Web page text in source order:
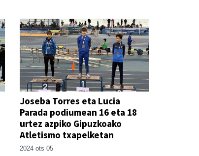
Joseba Torres eta Lucia
Parada podiumean 16 eta 18
urtez azpiko Gipuzkoako
Atletismo txapelketan
2024 ots 05